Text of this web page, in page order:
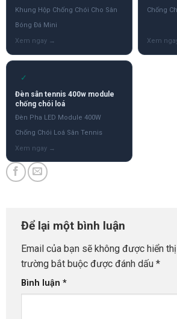
Khung Hộp Chống Chói Cho Sân
Bóng Đá Mini
Chống
✓
Đèn sân tennis 400w module
chống chói loá
Đèn Pha LED Module 400W
Chống Chói Loá Sân Tennis
Để lại một bình luận
Email của bạn sẽ không được hiển
trường bắt buộc được đánh dấu *
Bình luận *